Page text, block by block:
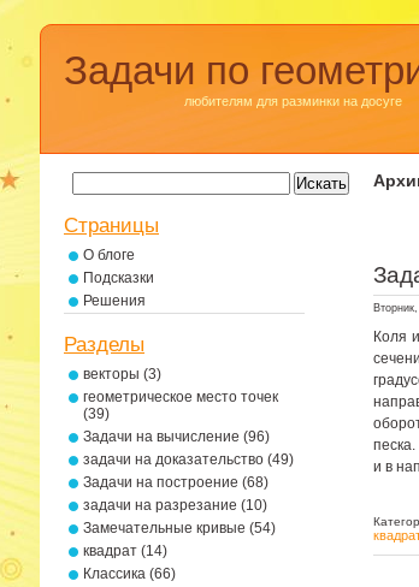
Задачи по
любителям для разминки на досуге
Коля
и в
Страницы
О блоге
Подсказки
Решения
Разделы
векторы (3)
геометрическое место точек
(39)
Задачи на вычисление (96)
задачи на доказательство (49)
Задачи на построение (68)
задачи на разрезание (10)
Замечательные кривые (54)
квадрат (14)
Классика (66)